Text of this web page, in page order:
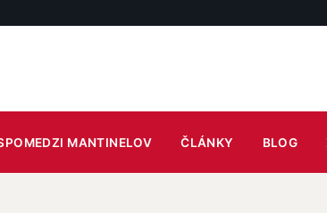
MANTINELOV ČLÁNKY BLOG